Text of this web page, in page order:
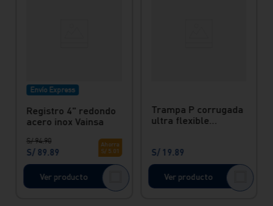
Envío Express
Registro 4" redondo
acero inox Vainsa
S/ 94.90
S/ 89.89
Ahorra
S/ 5 01
Ver producto
Trampa P corrugada
ultra flexible
S/ 19.89
Ver producto